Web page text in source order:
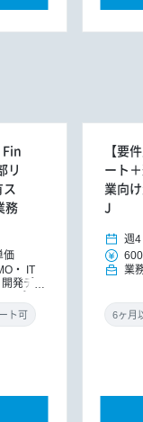
Fin
リ
務
価
IT
開発ディ
ト可
【要
ート
業向
J
週4
業